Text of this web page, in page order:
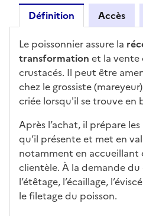
Définition Accès
Définition
Le poissonnier assure la
transformation et la vente
crustacés. Il peut être
chez le grossiste
criée lorsqu'il se trouve en
Après l’achat, il prépare
qu’il présente et met en
notamment en accueillant
clientèle. À la demande
l’étêtage, l’écaillage,
le filetage du poisson.